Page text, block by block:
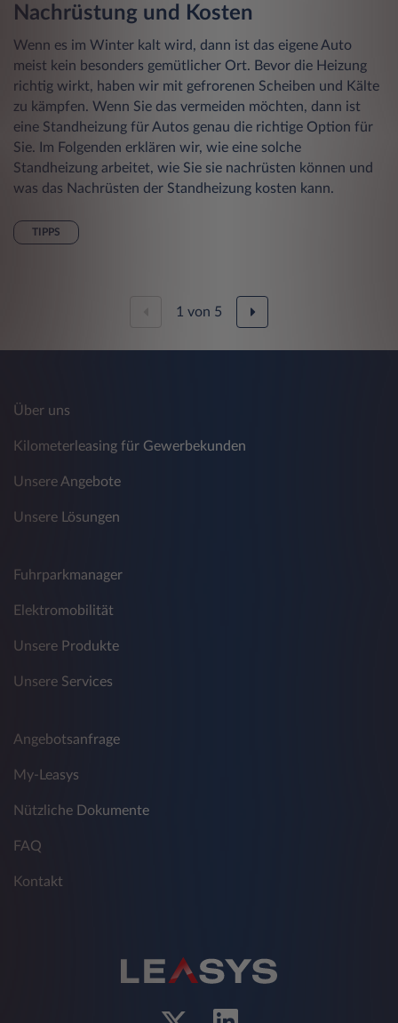
Nachrüstung und Kosten
Wenn es im Winter kalt wird, dann ist das eigene Auto
meist kein besonders gemütlicher Ort. Bevor die Heizung
richtig wirkt, haben wir mit gefrorenen Scheiben und Kälte
zu kämpfen. Wenn Sie das vermeiden möchten, dann ist
eine Standheizung für Autos genau die richtige Option für
Sie. Im Folgenden erklären wir, wie eine solche
Standheizung arbeitet, wie Sie sie nachrüsten können und
was das Nachrüsten der Standheizung kosten kann.
TIPPS
1 von 5
Über uns
Kilometerleasing für Gewerbekunden
Unsere Angebote
Unsere Lösungen
Fuhrparkmanager
Elektromobilität
Unsere Produkte
Unsere Services
Angebotsanfrage
My-Leasys
Nützliche Dokumente
FAQ
Kontakt